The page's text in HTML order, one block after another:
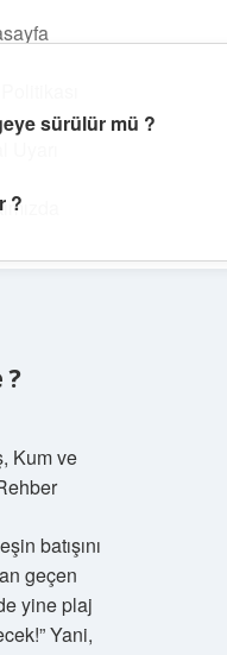
Kum ve
batışını
geçen
yine plaj
Yani,
sürülür mü ?
?